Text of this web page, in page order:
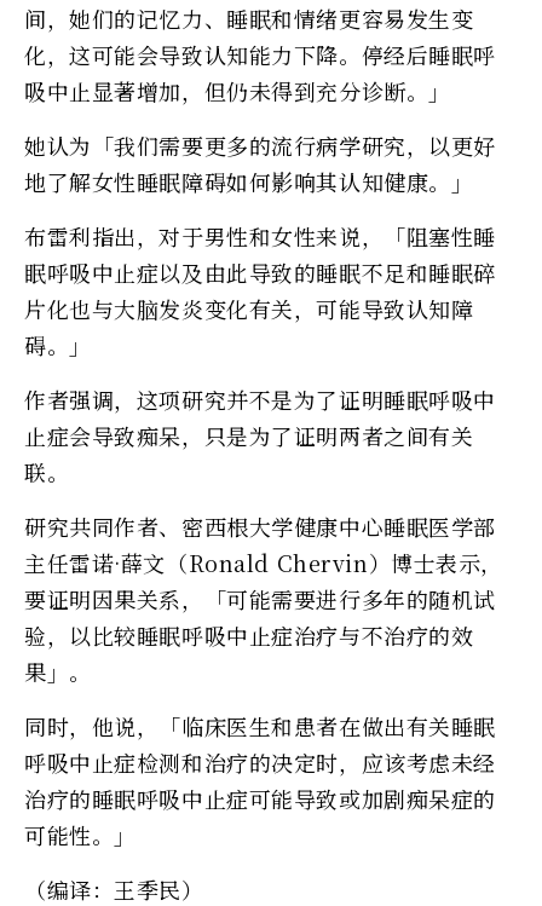
间，她们的记忆力、睡眠和情绪更容易发生变
化，这可能会导致认知能力下降。停经后睡眠呼
吸中止显著增加，但仍未得到充分诊断。」
她认为「我们需要更多的流行病学研究，以更好
地了解女性睡眠障碍如何影响其认知健康。」
布雷利指出，对于男性和女性来说，「阻塞性睡
眠呼吸中止症以及由此导致的睡眠不足和睡眠碎
片化也与大脑发炎变化有关，可能导致认知障
碍。」
作者强调，这项研究并不是为了证明睡眠呼吸中
止症会导致痴呆，只是为了证明两者之间有关
联。
研究共同作者、密西根大学健康中心睡眠医学部
主任雷诺·薛文（Ronald Chervin）博士表示，
要证明因果关系，「可能需要进行多年的随机试
验，以比较睡眠呼吸中止症治疗与不治疗的效
果」。
同时，他说，「临床医生和患者在做出有关睡眠
呼吸中止症检测和治疗的决定时，应该考虑未经
治疗的睡眠呼吸中止症可能导致或加剧痴呆症的
可能性。」
（编译：王季民）